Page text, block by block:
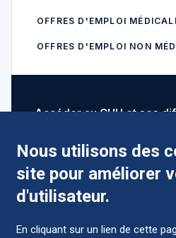
OFFRES D'EMPLOI
OFFRES D'EMPLOI NON
Accéder au CHU et ses
Comment préparer mon
Nous utilisons des
site pour améliorer
d'utilisateur.
En cliquant sur un lien de cette